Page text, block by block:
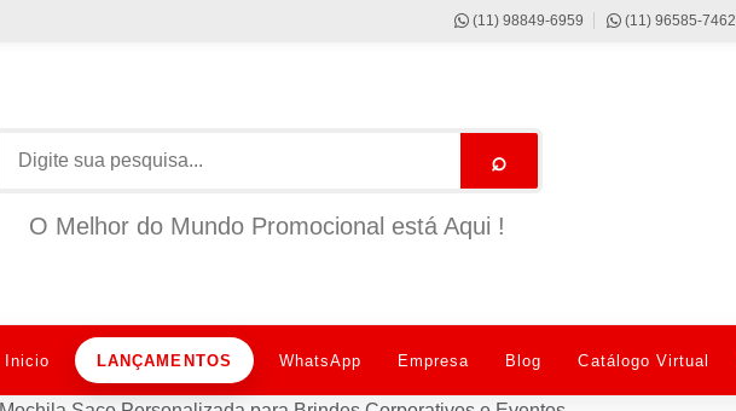
(11) 98849-6959 (11) 96585-7462
⌕
O Melhor do Mundo Promocional está Aqui !
Inicio LANÇAMENTOS WhatsApp Empresa Blog Catálogo Virtual